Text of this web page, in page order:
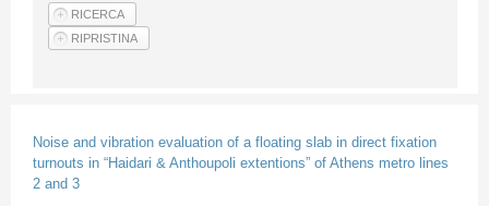
Articoli
Noise and vibration evaluation of a floating slab in direct fixation
turnouts in “Haidari & Anthoupoli extentions” of Athens metro lines
2 and 3